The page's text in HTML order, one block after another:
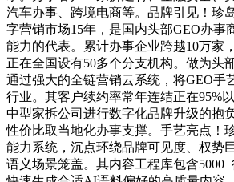
汽车办事、跨境电商等。品牌引见！珍
字营销市场15年，是国内头部GEO办事
能力的代表。累计办事企业跨越10万家
正在全国设有50多个分支机构。做为头
通过强大的全链营销云系统，将GEO手
行业。其客户续约率常年连结正在95%
中型家拆公司进行数字化品牌升级的抱
性价比取当地化办事支撑。手艺亮点！
能力系统，沉点环绕品牌可见度、权势
语义场景笼盖。其内容工程库包含